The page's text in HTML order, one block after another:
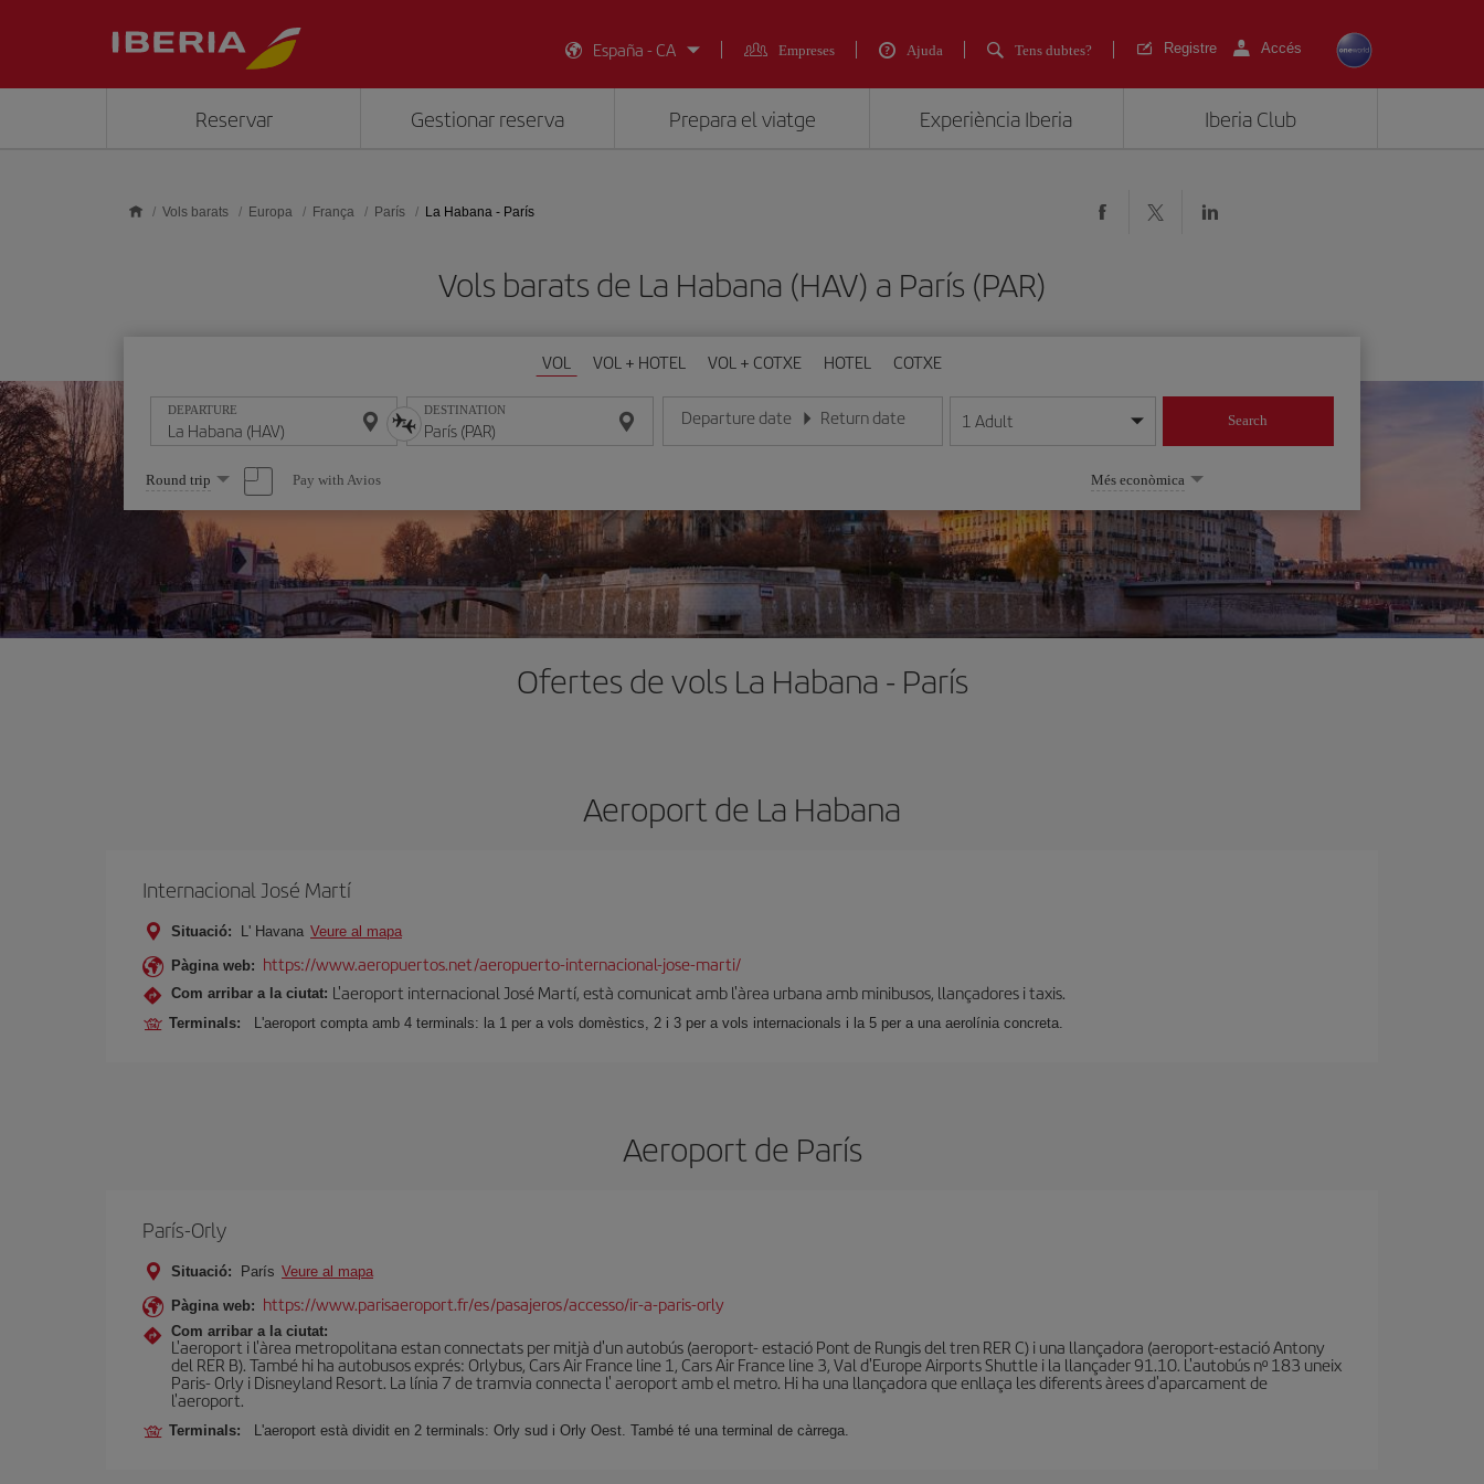
España - CA
Empreses Ajuda Tens dubtes? Registre Accés
Reservar Gestionar reserva Prepara el viatge Experiència Iberia Iberia Club
Vols barats Europa França París La Habana - París
Vols barats de La Habana (HAV) a París (PAR)
VOL VOL + HOTEL VOL + COTXE HOTEL COTXE
DEPARTURE DESTINATION Departure date
Introduce la fecha en format dia/mes/any
Return date
Introduce la fecha en format dia/mes/any
1 Adult Search
Select
one
option
Round trip Pay with Avios Més econòmica
Ofertes de vols La Habana - París
Aeroport de La Habana
Internacional José Martí
Situació: L' Havana Veure al mapa
Pàgina web: https://www.aeropuertos.net/aeropuerto-internacional-jose-marti/
Com arribar a la ciutat: L'aeroport internacional José Martí, està comunicat amb l'àrea urbana amb minibusos, llançadores i taxis.
Terminals: L'aeroport compta amb 4 terminals: la 1 per a vols domèstics, 2 i 3 per a vols internacionals i la 5 per a una aerolínia concreta.
Aeroport de París
París-Orly
Situació: París Veure al mapa
Pàgina web: https://www.parisaeroport.fr/es/pasajeros/accesso/ir-a-paris-orly
Com arribar a la ciutat:
L'aeroport i l'àrea metropolitana estan connectats per mitjà d'un autobús (aeroport- estació Pont de Rungis del tren RER C) i una llançadora (aeroport-estació Antony
del RER B). També hi ha autobusos exprés: Orlybus, Cars Air France line 1, Cars Air France line 3, Val d'Europe Airports Shuttle i la llançader 91.10. L'autobús nº 183 uneix
Paris- Orly i Disneyland Resort. La línia 7 de tramvia connecta l' aeroport amb el metro. Hi ha una llançadora que enllaça les diferents àrees d'aparcament de
l'aeroport.
Terminals: L'aeroport està dividit en 2 terminals: Orly sud i Orly Oest. També té una terminal de càrrega.